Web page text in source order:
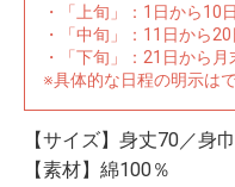
・「上旬」：1日から10
・「中旬」：11日から
・「下旬」：21日から
※具体的な日程の明示は
【サイズ】身丈70／身
【素材】綿100％
イラストレ
ーター
アダルトグ
ッズ